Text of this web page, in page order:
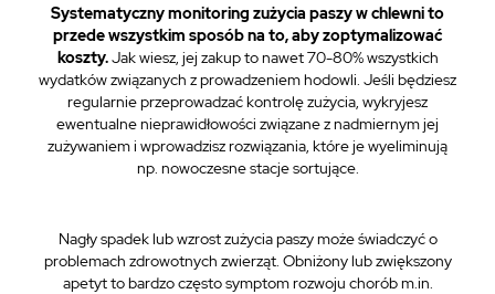
Systematyczny monitoring zużycia paszy w chlewni to
przede wszystkim sposób na to, aby zoptymalizować
koszty.Jak wiesz, jej zakup to nawet 70-80% wszystkich
wydatków związanych z prowadzeniem hodowli. Jeśli będziesz
regularnieprzeprowadzaćkontrolę zużycia, wykryjesz
ewentualne nieprawidłowości związane z nadmiernym jej
zużywaniem i wprowadziszrozwiązania, które je wyeliminują
np. nowoczesne stacje sortujące.
Nagły spadek lub wzrost zużycia paszy może świadczyć o
problemach zdrowotnych zwierząt. Obniżony lub zwiększony
apetyt to bardzo często symptom rozwoju chorób m.in.